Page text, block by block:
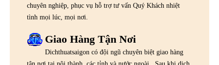
chuyên nghiệp, phục vụ hỗ trợ tư vấn Quý Khách nhiệt
tình mọi lúc, mọi nơi.
Giao Hàng Tận Nơi
Dichthuatsaigon có đội ngũ chuyên biệt giao hàng